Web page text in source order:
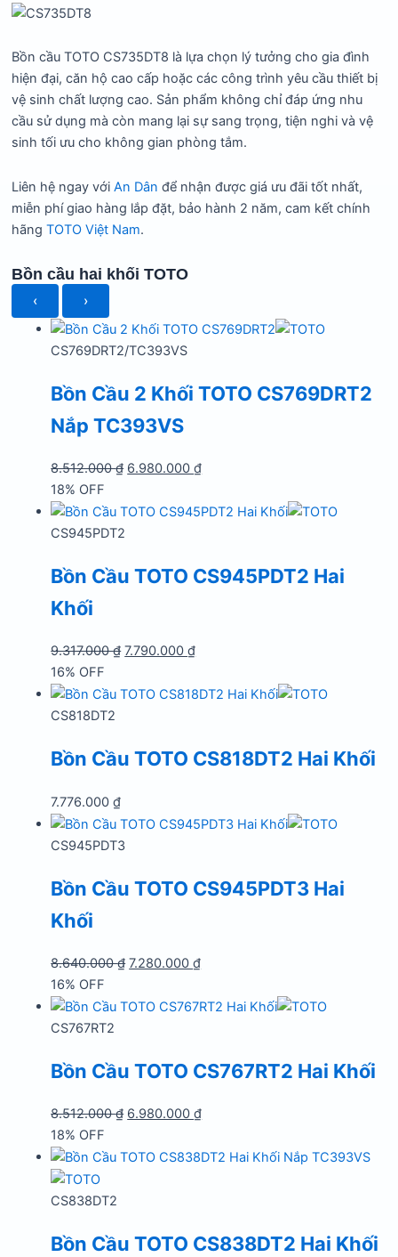
Bồn cầu TOTO CS735DT8 là lựa chọn lý tưởng cho gia đình
hiện đại, căn hộ cao cấp hoặc các công trình yêu cầu thiết bị
vệ sinh chất lượng cao. Sản phẩm không chỉ đáp ứng nhu
cầu sử dụng mà còn mang lại sự sang trọng, tiện nghi và vệ
sinh tối ưu cho không gian phòng tắm.
Liên hệ ngay vớiAn Dân để nhận được giá ưu đãi tốt nhất,
miễn phí giao hàng lắp đặt, bảo hành 2 năm, cam kết chính
hãngTOTO Việt Nam.
Bồn cầu hai khối TOTO
‹ ›
CS769DRT2/TC393VS
Bồn Cầu 2 Khối TOTO CS769DRT2
Nắp TC393VS
8.512.000₫ Giá
là:
6.980.000₫Giá
tại
18% OFF
CS945PDT2
Bồn Cầu TOTO CS945PDT2 Hai
Khối
9.317.000₫ Giá
là:
7.790.000₫Giá
tại
16% OFF
CS818DT2
Bồn Cầu TOTO CS818DT2 Hai Khối
7.776.000₫
CS945PDT3
Bồn Cầu TOTO CS945PDT3 Hai
Khối
8.640.000₫ Giá
là:
7.280.000₫Giá
tại
16% OFF
CS767RT2
Bồn Cầu TOTO CS767RT2 Hai Khối
8.512.000₫ Giá
là:
6.980.000₫Giá
tại
18% OFF
CS838DT2
Bồn Cầu TOTO CS838DT2 Hai Khối